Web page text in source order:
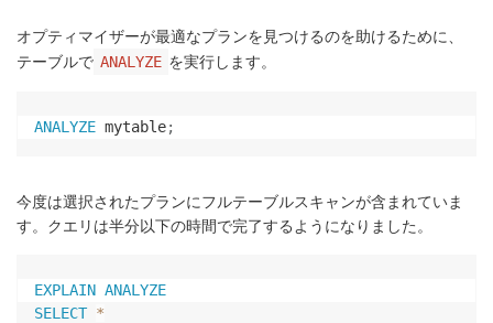
オプティマイザーが最適なプランを見つけるのを助けるために、
テーブルで ANALYZE を実行します。
ANALYZE mytable;
今度は選択されたプランにフルテーブルスキャンが含まれていま
す。クエリは半分以下の時間で完了するようになりました。
EXPLAIN ANALYZE
SELECT *